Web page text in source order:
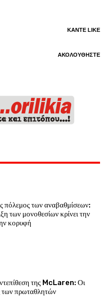
ΚΆΝΤΕ LIKE
ΑΚΟΛΟΥΘΉΣΤΕ
πόλεμος των αναβαθμίσεων:
των μονοθεσίων κρίνει την
κορυφή
της McLaren: Οι
των πρωταθλητών